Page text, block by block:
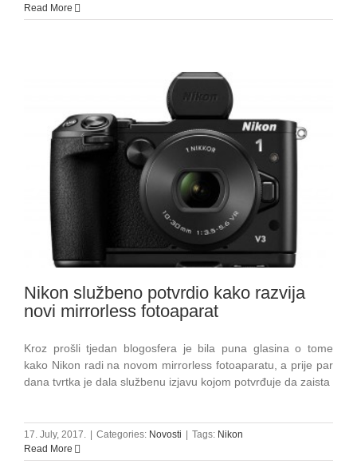
Read More
Nikon službeno potvrdio kako razvija
novi mirrorless fotoaparat
Kroz prošli tjedan blogosfera je bila puna glasina o tome
kako Nikon radi na novom mirrorless fotoaparatu, a prije par
dana tvrtka je dala službenu izjavu kojom potvrđuje da zaista
17. July, 2017. Categories: Novosti Tags: Nikon
Read More